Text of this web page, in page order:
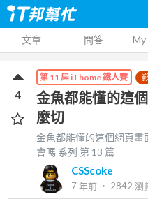
文章 問答 My
第 11 屆 iThome 鐵人賽
金魚都能懂的這
麼切
金魚都能懂的這個網頁畫
會嗎 系列 第 13 篇
CSScoke
7 年前 ‧ 2842 瀏
4